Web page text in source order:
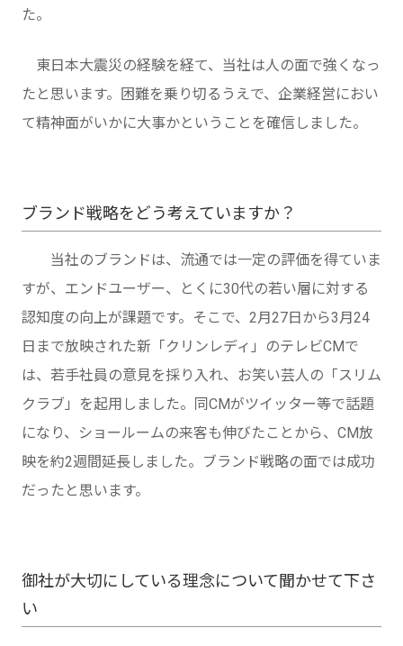
た。
東日本大震災の経験を経て、当社は人の面で強くなっ
たと思います。困難を乗り切るうえで、企業経営におい
て精神面がいかに大事かということを確信しました。
ブランド戦略をどう考えていますか？
当社のブランドは、流通では一定の評価を得ていま
すが、エンドユーザー、とくに30代の若い層に対する
認知度の向上が課題です。そこで、2月27日から3月24
日まで放映された新「クリンレディ」のテレビCMで
は、若手社員の意見を採り入れ、お笑い芸人の「スリム
クラブ」を起用しました。同CMがツイッター等で話題
になり、ショールームの来客も伸びたことから、CM放
映を約2週間延長しました。ブランド戦略の面では成功
だったと思います。
御社が大切にしている理念について聞かせて下さ
い